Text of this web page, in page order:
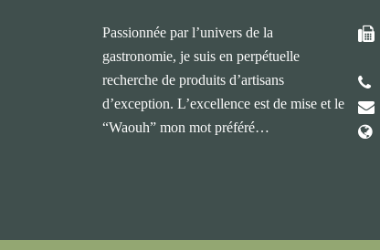
Passionnée par l’univers de la
gastronomie, je suis en perpétuelle
recherche de produits d’artisans
d’exception. L’excellence est de mise et le
“Waouh” mon mot préféré…